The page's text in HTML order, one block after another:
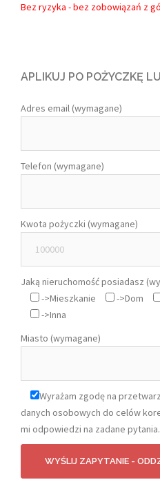
Bez ryzyka - bez zobowiązań z
APLIKUJ PO POŻYCZKĘ
Adres email (wymagane)
Telefon (wymagane)
Kwota pożyczki (wymagane)
Jaką nieruchomość posiadasz
->Mieszkanie
->Dom
->Inna
Miasto (wymagane)
Wyrażam zgodę na
danych osobowych do celów
mi odpowiedzi na zadane pytania.